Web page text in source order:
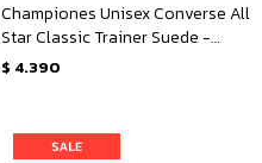
Championes Unisex Converse All
Star Classic Trainer Suede -
Verde
$ 4.390